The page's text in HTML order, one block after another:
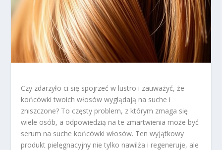
Czy zdarzyło ci się spojrzeć w lustro i zauważyć, że
końcówki twoich włosów wyglądają na suche i
zniszczone? To częsty problem, z którym zmaga się
wiele osób, a odpowiedzią na te zmartwienia może być
serum na suche końcówki włosów. Ten wyjątkowy
produkt pielęgnacyjny nie tylko nawilża i regeneruje, ale